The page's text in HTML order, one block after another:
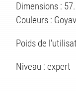
Dimensions :
Couleurs :
Poids de
Niveau : expert